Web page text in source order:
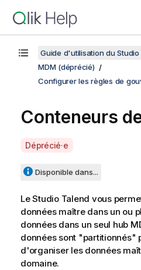
Guide d'utilisation du Studio
MDM (déprécié)
Configurer les règles de
Conteneurs
A
a
l
a
b
i
l
i
Déprécié·e
Disponible dans...
LeStudio Talend vous
données maître dans un ou
données dans un seul hub
données sont "partitionnés"
d'organiser les données
domaine.